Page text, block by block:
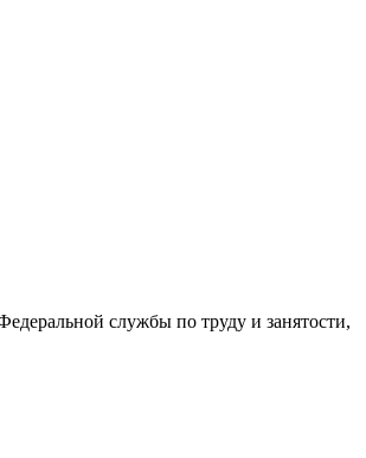
службы по труду и занятости,